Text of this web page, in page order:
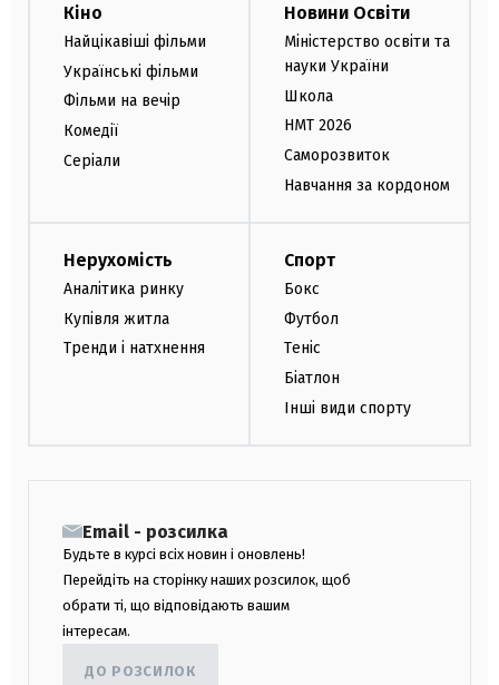
Кіно
Найцікавіші фільми
Українські фільми
Фільми на вечір
Комедії
Серіали
Новини Освіти
Міністерство освіти та
науки України
Школа
НМТ 2026
Саморозвиток
Навчання за кордоном
Нерухомість
Аналітика ринку
Купівля житла
Тренди і натхнення
Спорт
Бокс
Футбол
Теніс
Біатлон
Інші види спорту
Email - розсилка
Будьте в курсі всіх новин і оновлень!
Перейдіть на сторінку наших розсилок, щоб
обрати ті, що відповідають вашим
інтересам.
ДО РОЗСИЛОК